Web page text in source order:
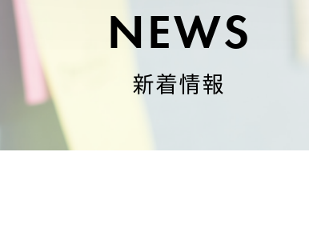
NEWS
新着情報